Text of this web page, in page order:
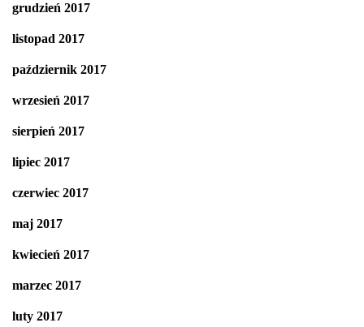
grudzień 2017
listopad 2017
październik 2017
wrzesień 2017
sierpień 2017
lipiec 2017
czerwiec 2017
maj 2017
kwiecień 2017
marzec 2017
luty 2017